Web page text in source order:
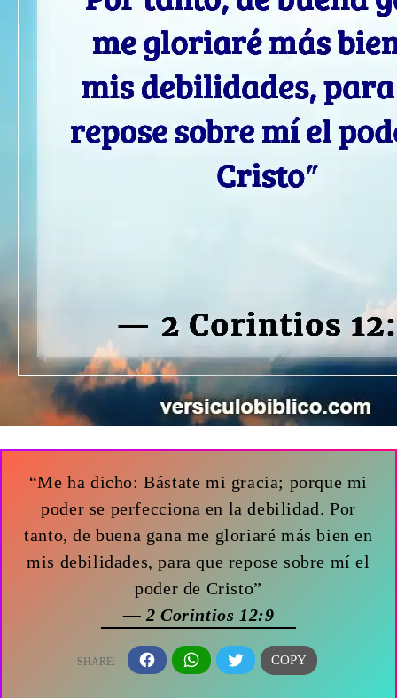
“Me ha dicho: Bástate mi gracia; porque mi
poder se perfecciona en la debilidad. Por
tanto, de buena gana me gloriaré más bien en
mis debilidades, para que repose sobre mí el
poder de Cristo”
— 2 Corintios 12:9